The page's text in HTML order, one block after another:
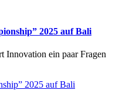
2025 auf Bali
Innovation ein paar Fragen
2025 auf Bali